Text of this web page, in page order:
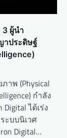
3 ผู้นำ
าประดิษฐ์
าพ (Physical
กำลัง
ได้เร่ง
ะบบนิเวศ
Digital…